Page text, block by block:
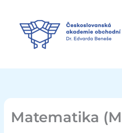
obsah
Matematika